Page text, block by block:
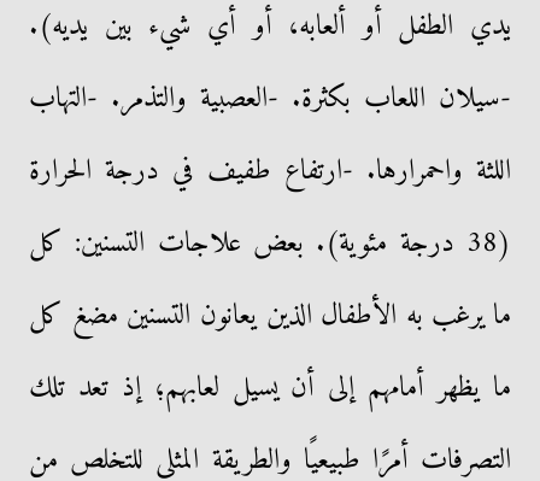
يدي الطفل أو ألعابه، أو أي شيء بين يديه).
-سيلان اللعاب بكثرة. -العصبية والتذمر. -التهاب
اللثة واحمرارها. -ارتفاع طفيف في درجة الحرارة
(38 درجة مئوية). بعض علاجات التسنين: كل
ما يرغب به الأطفال الذين يعانون التسنين مضغ كل
ما يظهر أمامهم إلى أن يسيل لعابهم؛ إذ تعد تلك
التصرفات أمرًا طبيعيًا والطريقة المثلى للتخلص من